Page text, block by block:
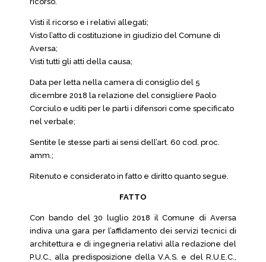
Visti il ricorso e i relativi allegati;
Visto l’atto di costituzione in giudizio del Comune di
Aversa;
Visti tutti gli atti della causa;
Data per letta nella camera di consiglio del 5
dicembre 2018 la relazione del consigliere Paolo
Corciulo e uditi per le parti i difensori come specificato
nel verbale;
Sentite le stesse parti ai sensi dell’art. 60 cod. proc.
amm.;
Ritenuto e considerato in fatto e diritto quanto segue.
FATTO
Con bando del 30 luglio 2018 il Comune di Aversa
indiva una gara per l’affidamento dei servizi tecnici di
architettura e di ingegneria relativi alla redazione del
P.U.C., alla predisposizione della V.A.S. e del R.U.E.C.,